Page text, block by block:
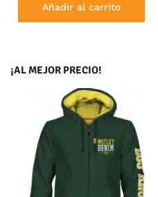
Añadir al carrito
¡AL MEJOR PRECIO!